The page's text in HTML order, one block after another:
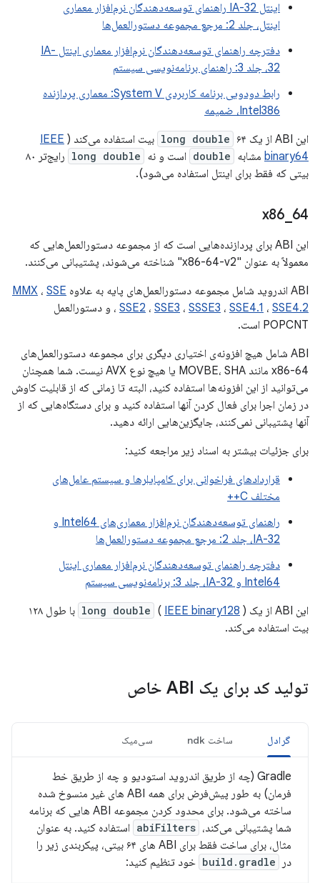
اینتل IA-32 راهنمای توسعه‌دهندگان نرم‌افزار معماری
اینتل، جلد 2: مرجع مجموعه دستورالعمل‌ها
دفترچه راهنمای توسعه‌دهندگان نرم‌افزار معماری اینتل IA-
32، جلد 3: راهنمای برنامه‌نویسی سیستم
رابط دودویی برنامه کاربردی System V: معماری پردازنده
Intel386، ضمیمه
این ABI از یک
long double ۶۴ بیت استفاده می‌کند (
IEEE
binary64 مشابه double است و نه long double
رایج‌تر ۸۰
بیتی که فقط برای اینتل استفاده می‌شود).
x86 64
این ABI برای پردازنده‌هایی است که از مجموعه دستورالعمل‌هایی که
معمولاً به عنوان "x86-64-v2" شناخته می‌شوند، پشتیبانی می‌کنند.
ABI اندروید شامل مجموعه دستورالعمل‌های پایه به علاوه
MMX ، SSE
، SSE2 ، SSE3 ، SSSE3 ، SSE4.1 ، SSE4.2
و دستورالعمل
POPCNT است.
ABI شامل هیچ افزونه‌ی اختیاری دیگری برای مجموعه دستورالعمل‌های
x86-64 مانند MOVBE، SHA یا هیچ نوع AVX نیست. شما همچنان
می‌توانید از این افزونه‌ها استفاده کنید، البته تا زمانی که از قابلیت کاوش
در زمان اجرا برای فعال کردن آنها استفاده کنید و برای دستگاه‌هایی که از
آنها پشتیبانی نمی‌کنند، جایگزین‌هایی ارائه دهید.
برای جزئیات بیشتر به اسناد زیر مراجعه کنید:
قراردادهای فراخوانی برای کامپایلرها و سیستم عامل‌های
مختلف C++
راهنمای توسعه‌دهندگان نرم‌افزار معماری‌های Intel64 و
IA-32، جلد 2: مرجع مجموعه دستورالعمل‌ها
دفترچه راهنمای توسعه‌دهندگان نرم‌افزار معماری اینتل
Intel64 و IA-32، جلد 3: برنامه‌نویسی سیستم
این ABI از یک
long double ( IEEE binary128
) با طول ۱۲۸
بیت استفاده می‌کند.
تولید کد برای یک ABI خاص
گرادل ساخت ndk سی‌میک
Gradle (چه از طریق اندروید استودیو و چه از طریق خط
فرمان) به طور پیش‌فرض برای همه ABI های غیر منسوخ شده
ساخته می‌شود. برای محدود کردن مجموعه ABI هایی که برنامه
شما پشتیبانی می‌کند، abiFilters استفاده کنید. به عنوان
مثال، برای ساخت فقط برای ABI های ۶۴ بیتی، پیکربندی زیر را
در
build.gradle خود تنظیم کنید: